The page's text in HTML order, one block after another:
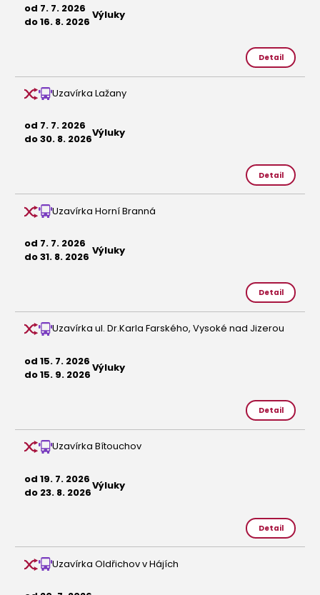
od 7. 7. 2026
do 16. 8. 2026 Výluky
Detail
Uzavírka Lažany
od 7. 7. 2026
do 30. 8. 2026Výluky
Detail
Uzavírka Horní Branná
od 7. 7. 2026
do 31. 8. 2026 Výluky
Detail
Uzavírka ul. Dr.Karla Farského, Vysoké nad Jizerou
od 15. 7. 2026
do 15. 9. 2026Výluky
Detail
Uzavírka Bítouchov
od 19. 7. 2026
do 23. 8. 2026Výluky
Detail
Uzavírka Oldřichov v Hájích